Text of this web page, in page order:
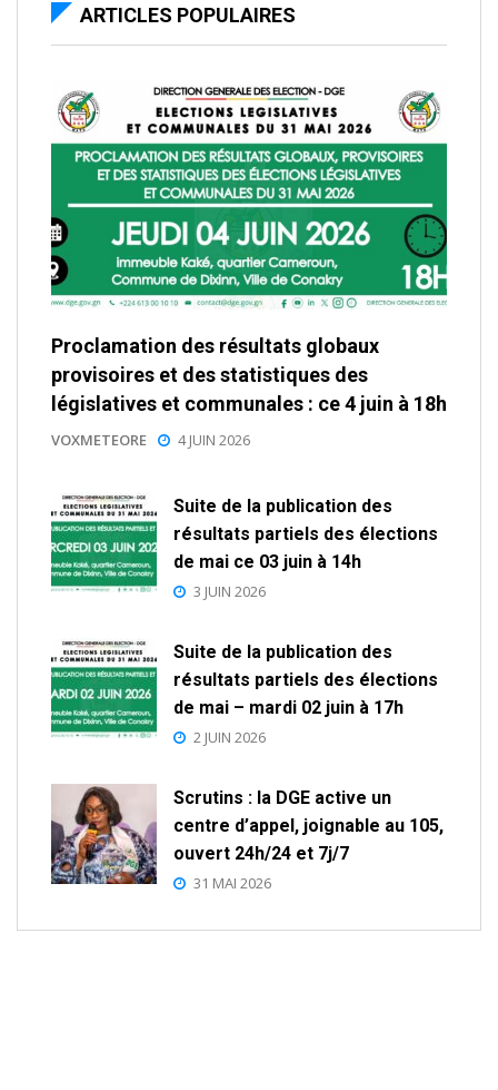
ARTICLES POPULAIRES
Proclamation des résultats globaux
provisoires et des statistiques des
législatives et communales : ce 4 juin à 18h
VOXMETEORE 4 JUIN 2026
Suite de la publication des
résultats partiels des élections
de mai ce 03 juin à 14h
3 JUIN 2026
Suite de la publication des
résultats partiels des élections
de mai – mardi 02 juin à 17h
2 JUIN 2026
Scrutins : la DGE active un
centre d’appel, joignable au 105,
ouvert 24h/24 et 7j/7
31 MAI 2026